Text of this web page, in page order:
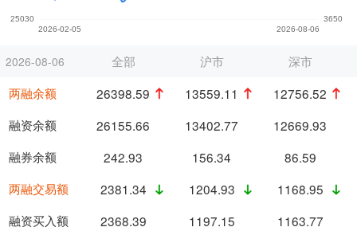
2026-08-06
两融余额
融资余额
融券余额
两融交易额
融资买入额
全部 沪市
深市
26398.59
13559.11
12756.52
26155.66
13402.77
12669.93
242.93
156.34
86.59
2381.34
1204.93
1168.95
2368.39
1197.15
1163.77